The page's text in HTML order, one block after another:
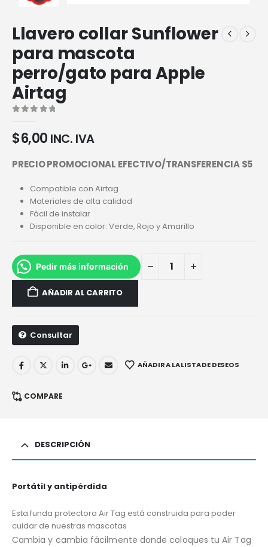
Llavero collar Sunflower
para mascota
perro/gato para Apple
Airtag
$6,00 INC. IVA
PRECIO PROMOCIONAL EFECTIVO/TRANSFERENCIA $5
Compatible con Airtag
Materiales de alta calidad
Fácil de instalar
Disponible en color: Verde, Rojo y Amarillo
Pedir más información
AÑADIR AL CARRITO
Consultar
AÑADIR A LA LISTA DE DESEOS
COMPARE
DESCRIPCIÓN
Portátil y antipérdida
Esta funda protectora Air Tag está construida para poder
cuidar de nuestras mascotas
Cambia y cambia fácilmente donde coloques tu Air Tag